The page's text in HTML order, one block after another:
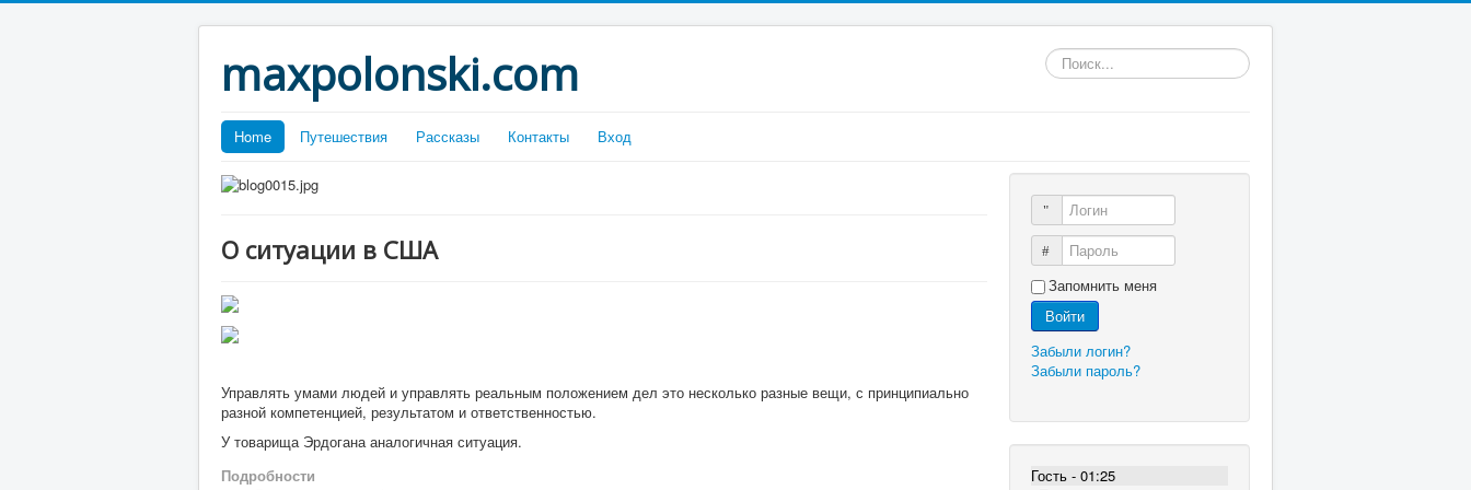
maxpolonski.com Искать...
Home Путешествия Рассказы Контакты Вход
О ситуации в США
Управлять умами людей и управлять реальным положением дел это несколько разные вещи, с принципиально
разной компетенцией, результатом и ответственностью.
У товарища Эрдогана аналогичная ситуация.
Подробности
Логин
Пароль
Запомнить меня
Войти
Забыли логин?
Забыли пароль?
Гость - 01:25